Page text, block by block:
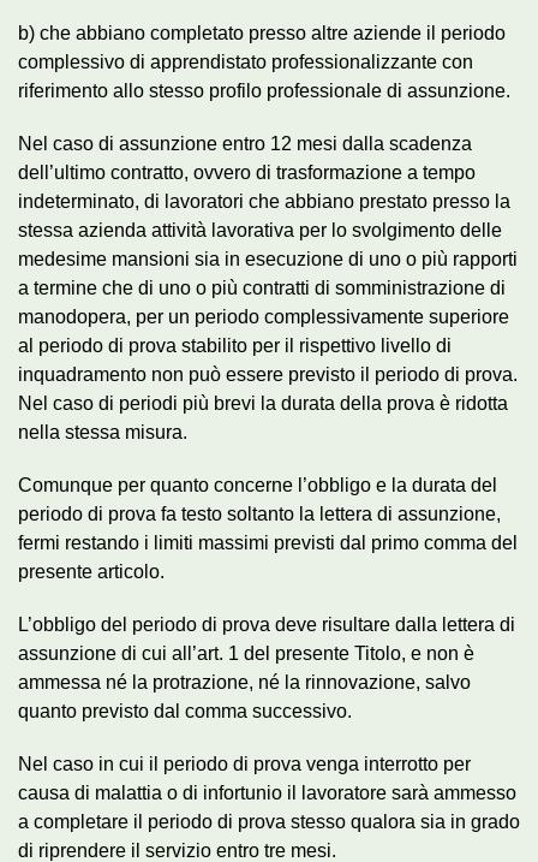
b) che abbiano completato presso altre aziende il periodo
complessivo di apprendistato professionalizzante con
riferimento allo stesso profilo professionale di assunzione.
Nel caso di assunzione entro 12 mesi dalla scadenza
dell’ultimo contratto, ovvero di trasformazione a tempo
indeterminato, di lavoratori che abbiano prestato presso la
stessa azienda attività lavorativa per lo svolgimento delle
medesime mansioni sia in esecuzione di uno o più rapporti
a termine che di uno o più contratti di somministrazione di
manodopera, per un periodo complessivamente superiore
al periodo di prova stabilito per il rispettivo livello di
inquadramento non può essere previsto il periodo di prova.
Nel caso di periodi più brevi la durata della prova è ridotta
nella stessa misura.
Comunque per quanto concerne l’obbligo e la durata del
periodo di prova fa testo soltanto la lettera di assunzione,
fermi restando i limiti massimi previsti dal primo comma del
presente articolo.
L’obbligo del periodo di prova deve risultare dalla lettera di
assunzione di cui all’art. 1 del presente Titolo, e non è
ammessa né la protrazione, né la rinnovazione, salvo
quanto previsto dal comma successivo.
Nel caso in cui il periodo di prova venga interrotto per
causa di malattia o di infortunio il lavoratore sarà ammesso
a completare il periodo di prova stesso qualora sia in grado
di riprendere il servizio entro tre mesi.